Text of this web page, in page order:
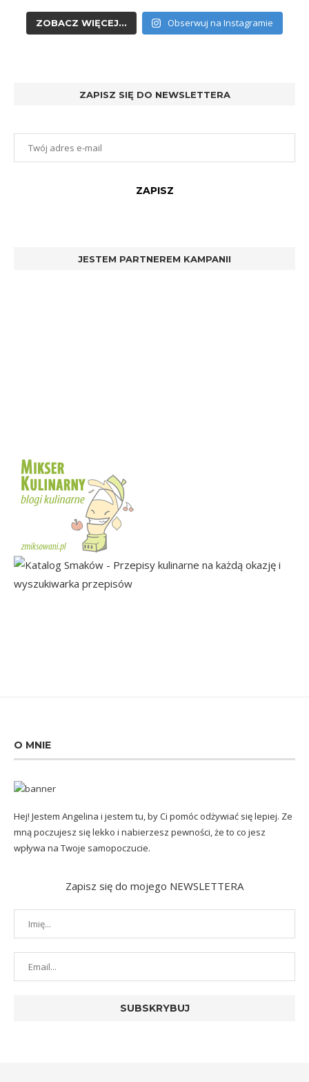
ZOBACZ WIĘCEJ... Obserwuj na Instagramie
ZAPISZ SIĘ DO NEWSLETTERA
JESTEM PARTNEREM KAMPANII
O MNIE
Hej! Jestem Angelina i jestem tu, by Ci pomóc odżywiać się lepiej. Ze
mną poczujesz się lekko i nabierzesz pewności, że to co jesz
wpływa na Twoje samopoczucie.
Zapisz się do mojego NEWSLETTERA